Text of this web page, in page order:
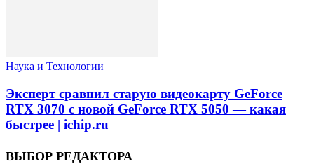
Наука и Технологии
Эксперт сравнил старую видеокарту GeForce
RTX 3070 с новой GeForce RTX 5050 — какая
быстрее | ichip.ru
ВЫБОР РЕДАКТОРА